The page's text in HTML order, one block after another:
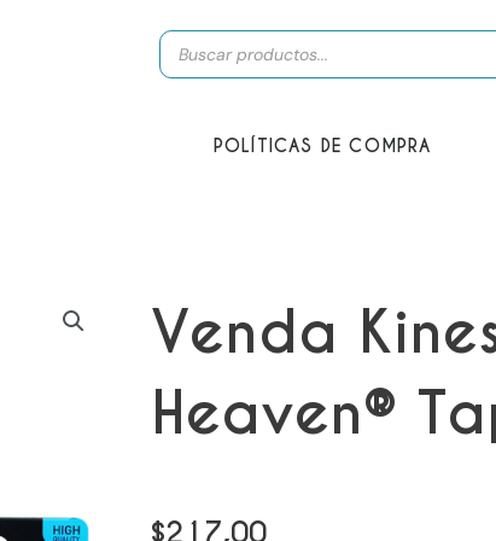
Búsqueda
de
productos
POLÍTICAS DE COMPRA
Venda
Heaven®
$217,00